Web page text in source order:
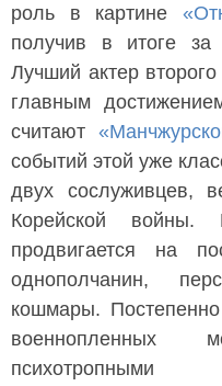
роль в картине
получив в итоге за
Лучший актер
главным
считают
событий этой уже
двух сослуживцев,
Корейской
продвигается на
однополчанин,
кошмары.
военнопленных